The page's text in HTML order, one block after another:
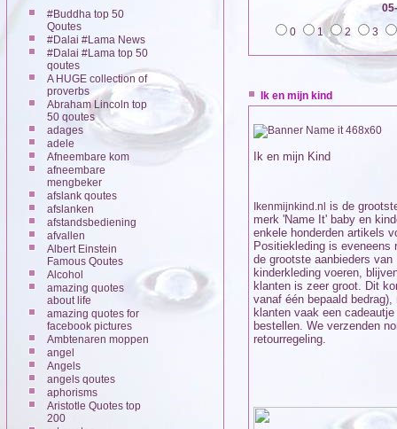
#Buddha top 50
Qoutes
#Dalai #Lama News
#Dalai #Lama top 50
qoutes
A HUGE collection of
proverbs
Abraham Lincoln top
50 qoutes
adages
adele
Afneembare kom
afneembare
mengbeker
afslank qoutes
afslanken
afstandsbediening
afvallen
Albert Einstein
Famous Qoutes
Alcohol
amazing quotes
about life
amazing quotes for
facebook pictures
Ambtenaren moppen
angel
Angels
angels qoutes
aphorisms
Aristotle Quotes top
200
0
1 2 3
Ik en mijn kind
Ik en mijn Kind
Ikenmijnkind.nl is de
merk 'Name It' baby en
enkele honderden artikels
Positiekleding is eveneens
de grootste aanbieders
kinderkleding voeren,
klanten is zeer groot. Dit
vanaf één bepaald
klanten vaak een
bestellen. We verzenden
retourregeling.